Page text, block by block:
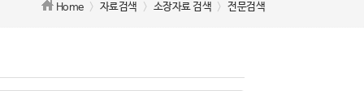
Home 자료검색 소장자료 검색 전문검색